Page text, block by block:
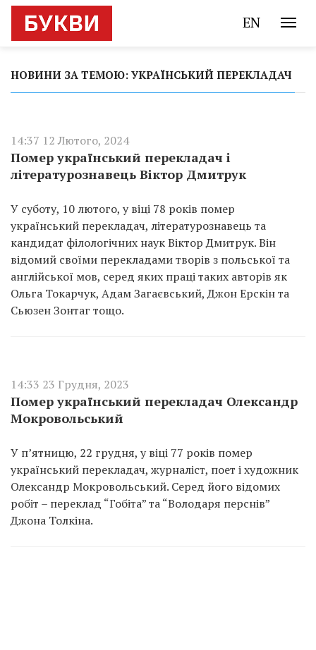
EN
НОВИНИ ЗА ТЕМОЮ: УКРАЇНСЬКИЙ ПЕРЕКЛАДАЧ
14:37 12 Лютого, 2024
Помер український перекладач і
літературознавець Віктор Дмитрук
У суботу, 10 лютого, у віці 78 років помер
український перекладач, літературознавець та
кандидат філологічних наук Віктор Дмитрук. Він
відомий своїми перекладами творів з польської та
англійської мов, серед яких праці таких авторів як
Ольга Токарчук, Адам Загаєвський, Джон Ерскін та
Сьюзен Зонтаг тощо.
14:33 23 Грудня, 2023
Помер український перекладач Олександр
Мокровольський
У п’ятницю, 22 грудня, у віці 77 років помер
український перекладач, журналіст, поет і художник
Олександр Мокровольський. Серед його відомих
робіт – переклад “Гобіта” та “Володаря перснів”
Джона Толкіна.